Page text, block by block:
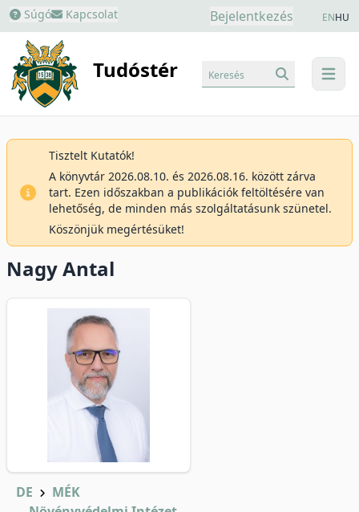
Súgó Kapcsolat Bejelentkezés ENHU
Tudóstér menu
Keresés
Tisztelt Kutatók!
A könyvtár 2026.08.10. és 2026.08.16. között zárva
tart. Ezen időszakban a publikációk feltöltésére van
lehetőség, de minden más szolgáltatásunk szünetel.
Köszönjük megértésüket!
Nagy Antal
DE
MÉK